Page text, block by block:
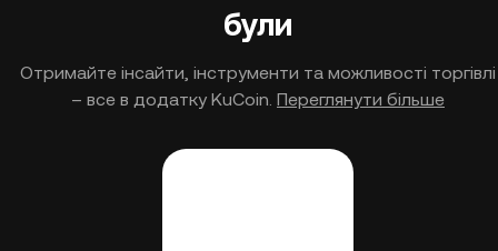
були
Отримайте інсайти, інструменти та можливості торгівлі
– все в додатку KuCoin. Переглянути більше